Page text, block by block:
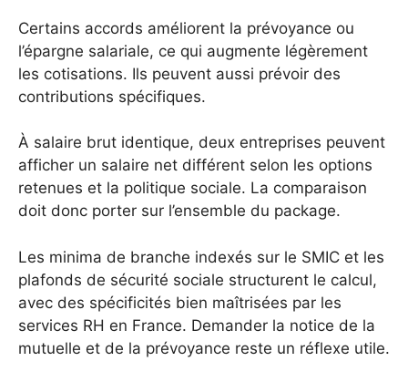
Certains accords améliorent la prévoyance ou
l’épargne salariale, ce qui augmente légèrement
les cotisations. Ils peuvent aussi prévoir des
contributions spécifiques.
À salaire brut identique, deux entreprises peuvent
afficher un salaire net différent selon les options
retenues et la politique sociale. La comparaison
doit donc porter sur l’ensemble du package.
Les minima de branche indexés sur le SMIC et les
plafonds de sécurité sociale structurent le calcul,
avec des spécificités bien maîtrisées par les
services RH en France. Demander la notice de la
mutuelle et de la prévoyance reste un réflexe utile.